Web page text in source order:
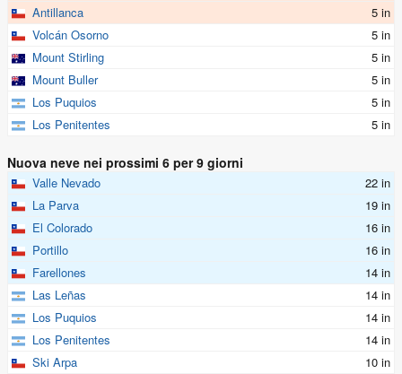
Antillanca
5 in
Volcán Osorno
5 in
Mount Stirling
5 in
Mount Buller
5 in
Los Puquios
5 in
Los Penitentes
5 in
Nuova neve nei prossimi 6 per 9 giorni
Valle Nevado
22 in
La Parva
19 in
El Colorado
16 in
Portillo
16 in
Farellones
14 in
Las Leñas
14 in
Los Puquios
14 in
Los Penitentes
14 in
Ski Arpa
10 in